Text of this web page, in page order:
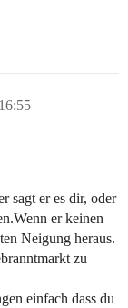
sagt er es dir, oder
er keinen
Neigung heraus.
zu
einfach dass du